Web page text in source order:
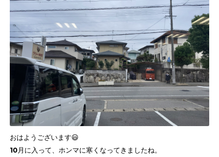
おはようございます😃
10月に入って、ホンマに寒くなってきましたね。